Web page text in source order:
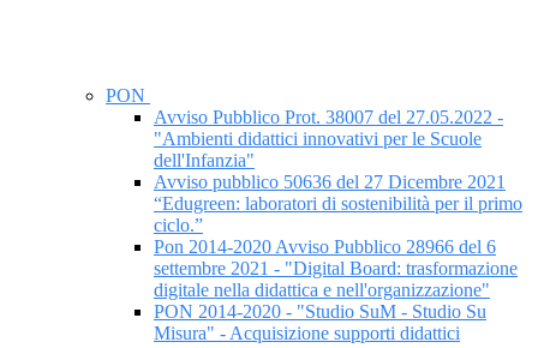
PON
Avviso Pubblico Prot. 38007 del 27.05.2022 -
"Ambienti didattici innovativi per le Scuole
dell'Infanzia"
Avviso pubblico 50636 del 27 Dicembre 2021
“Edugreen: laboratori di sostenibilità per il primo
ciclo.”
Pon 2014-2020 Avviso Pubblico 28966 del 6
settembre 2021 - "Digital Board: trasformazione
digitale nella didattica e nell'organizzazione"
PON 2014-2020 - "Studio SuM - Studio Su
Misura" - Acquisizione supporti didattici